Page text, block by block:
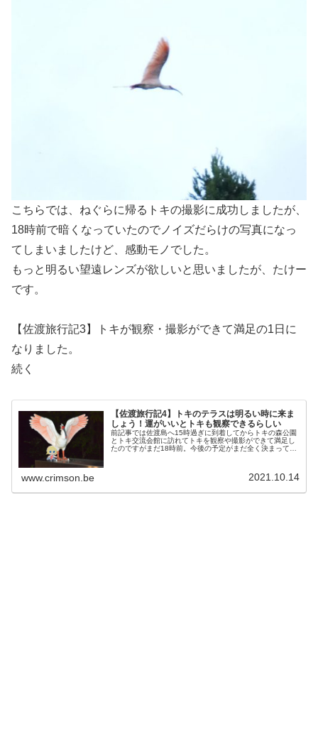
こちらでは、ねぐらに帰るトキの撮影に成功しましたが、
18時前で暗くなっていたのでノイズだらけの写真になっ
てしまいましたけど、感動モノでした。
もっと明るい望遠レンズが欲しいと思いましたが、たけー
です。
【佐渡旅行記3】トキが観察・撮影ができて満足の1日に
なりました。
続く
【佐渡旅行記4】トキのテラスは明るい時に来ま
しょう！運がいいとトキも観察できるらしい
前記事では佐渡島へ15時過ぎに到着してからトキの森公園
とトキ交流会館に訪れてトキを観察や撮影ができて満足し
たのですがまだ18時前。今後の予定がまだ全く決まってい
www.crimson.be 2021.10.14